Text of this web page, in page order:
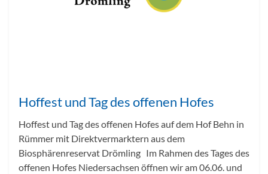
Hoffest und Tag des offenen Hofes
Hoffest und Tag des offenen Hofes auf dem Hof Behn in
Rümmer mit Direktvermarktern aus dem
Biosphärenreservat Drömling Im Rahmen des Tages des
offenen Hofes Niedersachsen öffnen wir am 06.06. und